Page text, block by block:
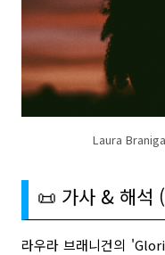
Laura
📜 가사 & 해
라우라 브래니건의